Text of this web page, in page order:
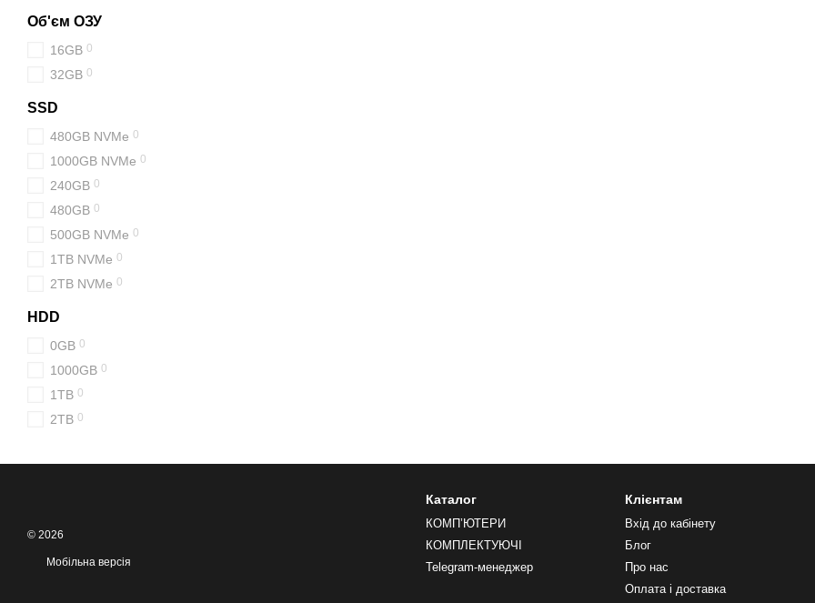
Об'єм ОЗУ
16GB 0
32GB 0
SSD
480GB NVMe 0
1000GB NVMe 0
240GB 0
480GB 0
500GB NVMe 0
1TB NVMe 0
2TB NVMe 0
HDD
0GB 0
1000GB 0
1TB 0
2TB 0
© 2026
Мобільна версія
Каталог
КОМП’ЮТЕРИ
КОМПЛЕКТУЮЧІ
Telegram-менеджер
Клієнтам
Вхід до кабінету
Блог
Про нас
Оплата і доставка